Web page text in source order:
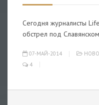
Сегодня журналисты
обстрел под
07-МАЙ-2014
4